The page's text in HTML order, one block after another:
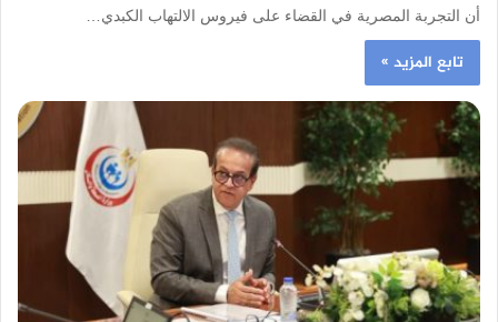
أن التجربة المصرية في القضاء على فيروس الالتهاب الكبدي…
تابع المزيد »